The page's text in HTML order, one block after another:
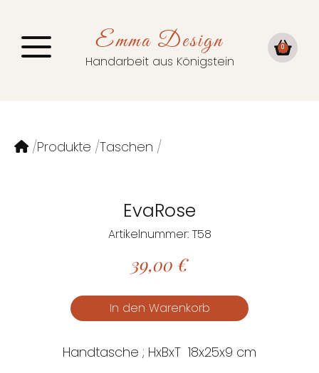
Emma Design
Handarbeit aus Königstein
0
Produkte Taschen
EvaRose
Artikelnummer: T58
39,00 €
Handtasche ; HxBxT 18x25x9 cm